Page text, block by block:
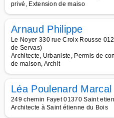
privé, Extension de maiso
Arnaud Philippe
Le Noyer 330 rue Croix Rousse
de Servas)
Architecte, Urbaniste, Permis de
de maison, Archit
Léa Poulenard Marcal
249 chemin Fayet 01370 Saint
Architecte à Saint étienne du Bois